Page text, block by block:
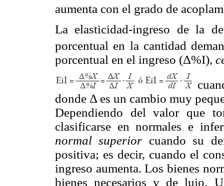
aumenta con el grado de
La elasticidad-ingreso de la
porcentual en la cantidad
porcentual en el ingreso (Δ%I),
donde Δ es un cambio muy
Dependiendo del valor que
clasificarse en normales e
normal superior cuando su
positiva; es decir, cuando el
ingreso aumenta. Los bienes
bienes necesarios y de lujo.